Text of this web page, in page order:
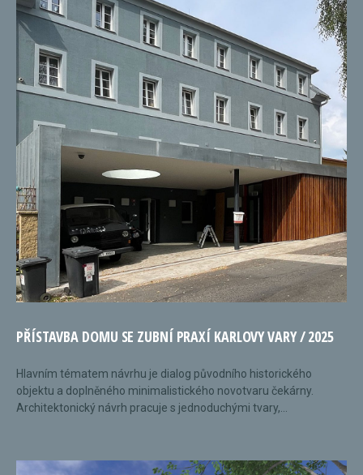
PŘÍSTAVBA DOMU SE ZUBNÍ PRAXÍ KARLOVY VARY / 2025
Hlavním tématem návrhu je dialog původního historického
objektu a doplněného minimalistického novotvaru čekárny.
Architektonický návrh pracuje s jednoduchými tvary,...